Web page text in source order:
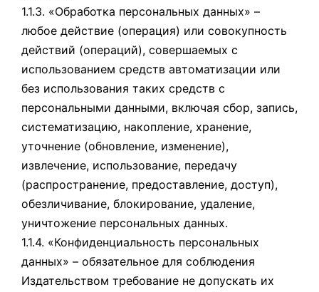
1.1.3. «Обработка персональных данных» –
любое действие (операция) или совокупность
действий (операций), совершаемых с
использованием средств автоматизации или
без использования таких средств с
персональными данными, включая сбор, запись,
систематизацию, накопление, хранение,
уточнение (обновление, изменение),
извлечение, использование, передачу
(распространение, предоставление, доступ),
обезличивание, блокирование, удаление,
уничтожение персональных данных.
1.1.4. «Конфиденциальность персональных
данных» – обязательное для соблюдения
Издательством требование не допускать их